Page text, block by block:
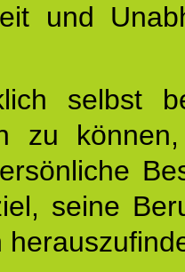
und
selbst
zu
seine